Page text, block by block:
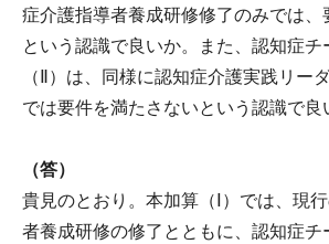
症介護指導者養成研修修了のみでは、
という認識で良いか。また、認知症
（Ⅱ）は、同様に認知症介護実践リー
では要件を満たさないという認識で良
（答）
貴見のとおり。本加算（Ⅰ）では、現
者養成研修の修了とともに、認知症チ